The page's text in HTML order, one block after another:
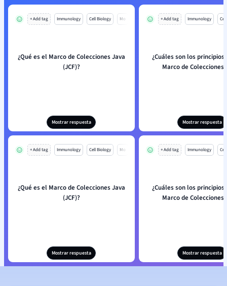
+ Add tag Immunology Cell Biology Mo
¿Qué es el Marco de Colecciones Java
(JCF)?
Mostrar respuesta
+ Add tag Immunology
¿Cuáles son los
Marco de Colecciones
Mostrar respuesta
+ Add tag Immunology Cell Biology Mo
¿Qué es el Marco de Colecciones Java
(JCF)?
Mostrar respuesta
+ Add tag Immunology
¿Cuáles son los
Marco de Colecciones
Mostrar respuesta